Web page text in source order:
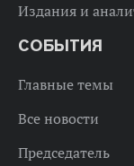
Издания и
СОБЫТИЯ
Главные темы
Все новости
Председатель